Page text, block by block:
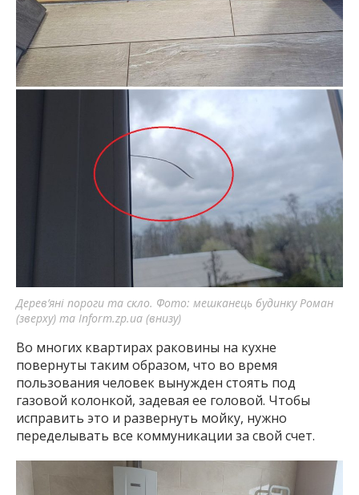
Дерев’яні пороги та скло. Фото: мешканець будинку Роман
(зверху) та Inform.zp.ua (внизу)
Во многих квартирах раковины на кухне
повернуты таким образом, что во время
пользования человек вынужден стоять под
газовой колонкой, задевая ее головой. Чтобы
исправить это и развернуть мойку, нужно
переделывать все коммуникации за свой счет.